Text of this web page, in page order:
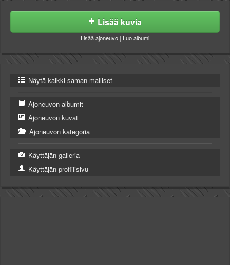
Lisää kuvia
Lisää ajoneuvo | Luo albumi
Näytä kaikki saman malliset
Ajoneuvon albumit
Ajoneuvon kuvat
Ajoneuvon kategoria
Käyttäjän galleria
Käyttäjän profiilisivu